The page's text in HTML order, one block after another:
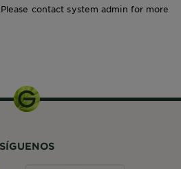
contact system admin for more
SÍGUENOS